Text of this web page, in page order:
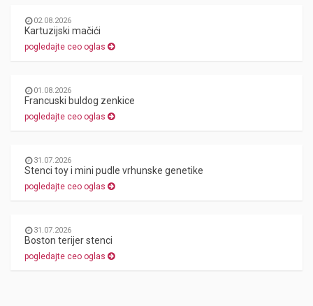
02.08.2026
Kartuzijski mačići
pogledajte ceo oglas
01.08.2026
Francuski buldog zenkice
pogledajte ceo oglas
31.07.2026
Stenci toy i mini pudle vrhunske genetike
pogledajte ceo oglas
31.07.2026
Boston terijer stenci
pogledajte ceo oglas